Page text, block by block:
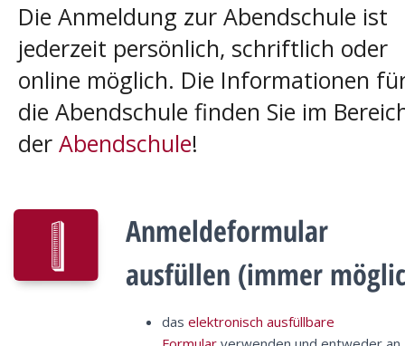
Die Anmeldung zur Abendschule ist
jederzeit persönlich, schriftlich oder
online möglich. Die Informationen
die Abendschule finden Sie im
der Abendschule!
Anmeldeformular
ausfüllen (immer
daselektronisch ausfüllbare